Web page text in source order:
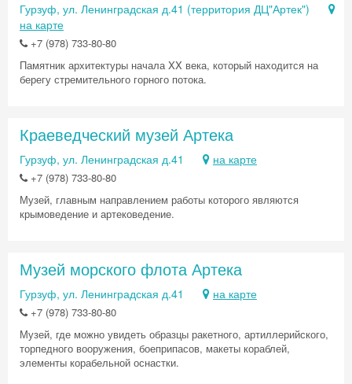
Гурзуф, ул. Ленинградская д.41 (территория ДЦ"Артек")
на карте
+7 (978) 733-80-80
Памятник архитектуры начала XX века, который находится на
берегу стремительного горного потока.
Краеведческий музей Артека
Гурзуф, ул. Ленинградская д.41 на карте
+7 (978) 733-80-80
Музей, главным направлением работы которого являются
крымоведение и артековедение.
Музей морского флота Артека
Гурзуф, ул. Ленинградская д.41 на карте
+7 (978) 733-80-80
Музей, где можно увидеть образцы ракетного, артиллерийского,
торпедного вооружения, боеприпасов, макеты кораблей,
элементы корабельной оснастки.